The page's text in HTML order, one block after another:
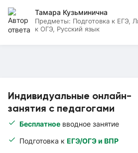
Индивидуальные онлайн-
занятия с педагогами
Бесплатное вводное занятие
Подготовка к ЕГЭ/ОГЭ и ВПР
Тамара Кузьминична
Предметы: Подготовка к ЕГЭ,
к ОГЭ, Русский язык